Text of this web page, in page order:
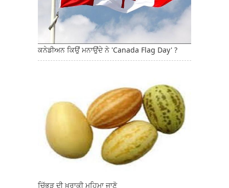
ਕਨੇਡੀਅਨ ਕਿਉਂ ਮਨਾਉਂਦੇ ਨੇ 'Canada Flag Day' ?
ਚਿੱਭੜ ਦੀ ਖ਼ੁਰਾਕੀ ਮਹਿਮਾ ਜਾਣੋ